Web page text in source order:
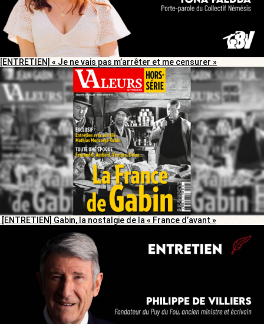
[ENTRETIEN] « Je ne vais pas m’arrêter et me censurer »
[ENTRETIEN] Gabin, la nostalgie de la « France d’avant »